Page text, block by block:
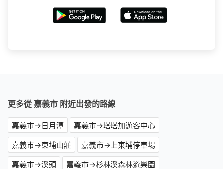
更多從 嘉義市 附近出發的路線
嘉義市→日月潭
嘉義市→塔塔加遊客中心
嘉義市→東埔山莊
嘉義市→上東埔停車場
嘉義市→溪頭
嘉義市→杉林溪森林遊樂園